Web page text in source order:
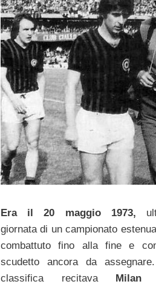
Era il 20 maggio 1973,
giornata di un campionato
combattuto fino alla fine e
scudetto ancora da
classifica recitava Milan